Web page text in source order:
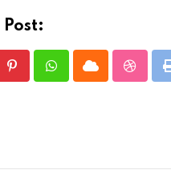
Post:
PinterestWhatsappCloud